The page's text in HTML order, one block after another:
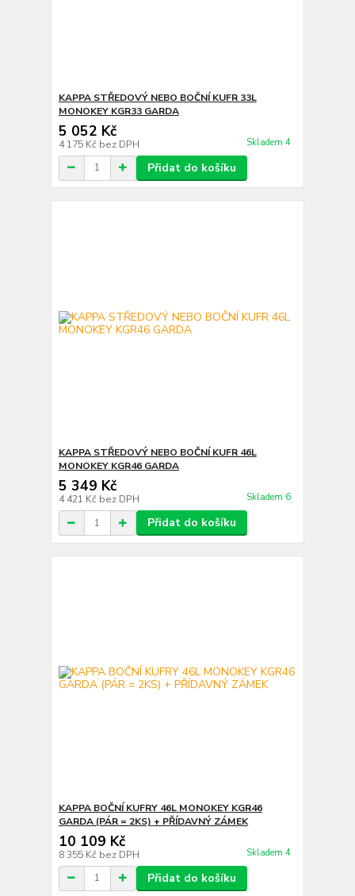
KAPPA STŘEDOVÝ NEBO BOČNÍ KUFR 33L
MONOKEY KGR33 GARDA
5 052 Kč
4 175 Kč bez DPH Skladem 4
Přidat do košíku
KAPPA STŘEDOVÝ NEBO BOČNÍ KUFR 46L
MONOKEY KGR46 GARDA
5 349 Kč
4 421 Kč bez DPH Skladem 6
Přidat do košíku
KAPPA BOČNÍ KUFRY 46L MONOKEY KGR46
GARDA (PÁR = 2KS) + PŘÍDAVNÝ ZÁMEK
10 109 Kč
8 355 Kč bez DPH Skladem 4
Přidat do košíku